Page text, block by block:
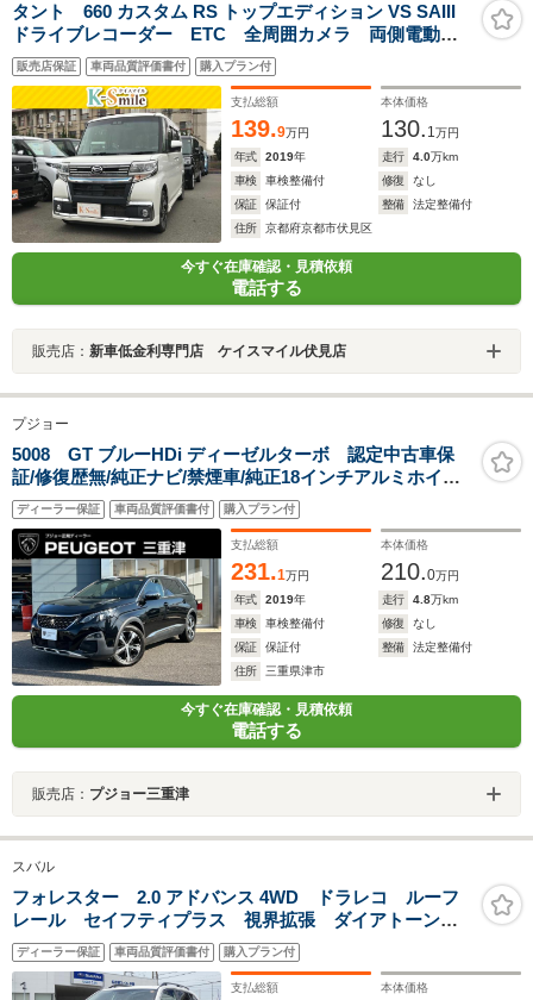
タント 660 カスタム RS トップエディション VS SAIII
ドライブレコーダー ETC 全周囲カメラ 両側電動ス
ライドドア TV 衝突被害軽減システム オートマチッ
クハイビーム オートライト LEDヘッドランプ アイ
ドリングストップ スマートキー
販売店保証 車両品質評価書付 購入プラン付
支払総額
139.9万円
本体価格
130. 1万円
年式
2019年 走行 4.0万km
車検
車検整備付 修復
なし
保証
保証付 整備
法定整備付
住所
京都府京都市伏見区
今すぐ在庫確認・見積依頼
電話する
販売店： 新車低金利専門店 ケイスマイル伏見店
プジョー
5008 GT ブルーHDi ディーゼルターボ 認定中古車保
証/修復歴無/純正ナビ/禁煙車/純正18インチアルミホイー
ル/ETC/コントロール/LEDヘッドライト/バックモニター/
ブラインドスポットモニター/ルーフレール
ディーラー保証 車両品質評価書付 購入プラン付
支払総額
231.1万円
本体価格
210.0万円
年式
2019年 走行 4.8万km
車検
車検整備付 修復
なし
保証
保証付 整備
法定整備付
住所
三重県津市
今すぐ在庫確認・見積依頼
電話する
販売店： プジョー三重津
スバル
フォレスター 2.0 アドバンス 4WD ドラレコ ルーフ
レール セイフティプラス 視界拡張 ダイアトーンナ
ビ フルセグ Bluetoothオーディオ USB フロントカ
メラ サイドカメラ バックカメラ スマートリヤビュ
ーミラー ETC2.0
ディーラー保証 車両品質評価書付 購入プラン付
支払総額 本体価格